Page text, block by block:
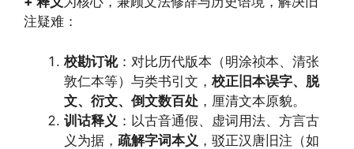
注疑难：
校勘订讹：对比历代版本（明涂祯本、清张
敦仁本等）与类书引文， 校正旧本误字、脱
文、衍文、倒文数百处 ，厘清文本原貌。
训诂释义 ：以古音通假、虚词用法、方言古
义为据， 疏解字词本义 ，驳正汉唐旧注（如